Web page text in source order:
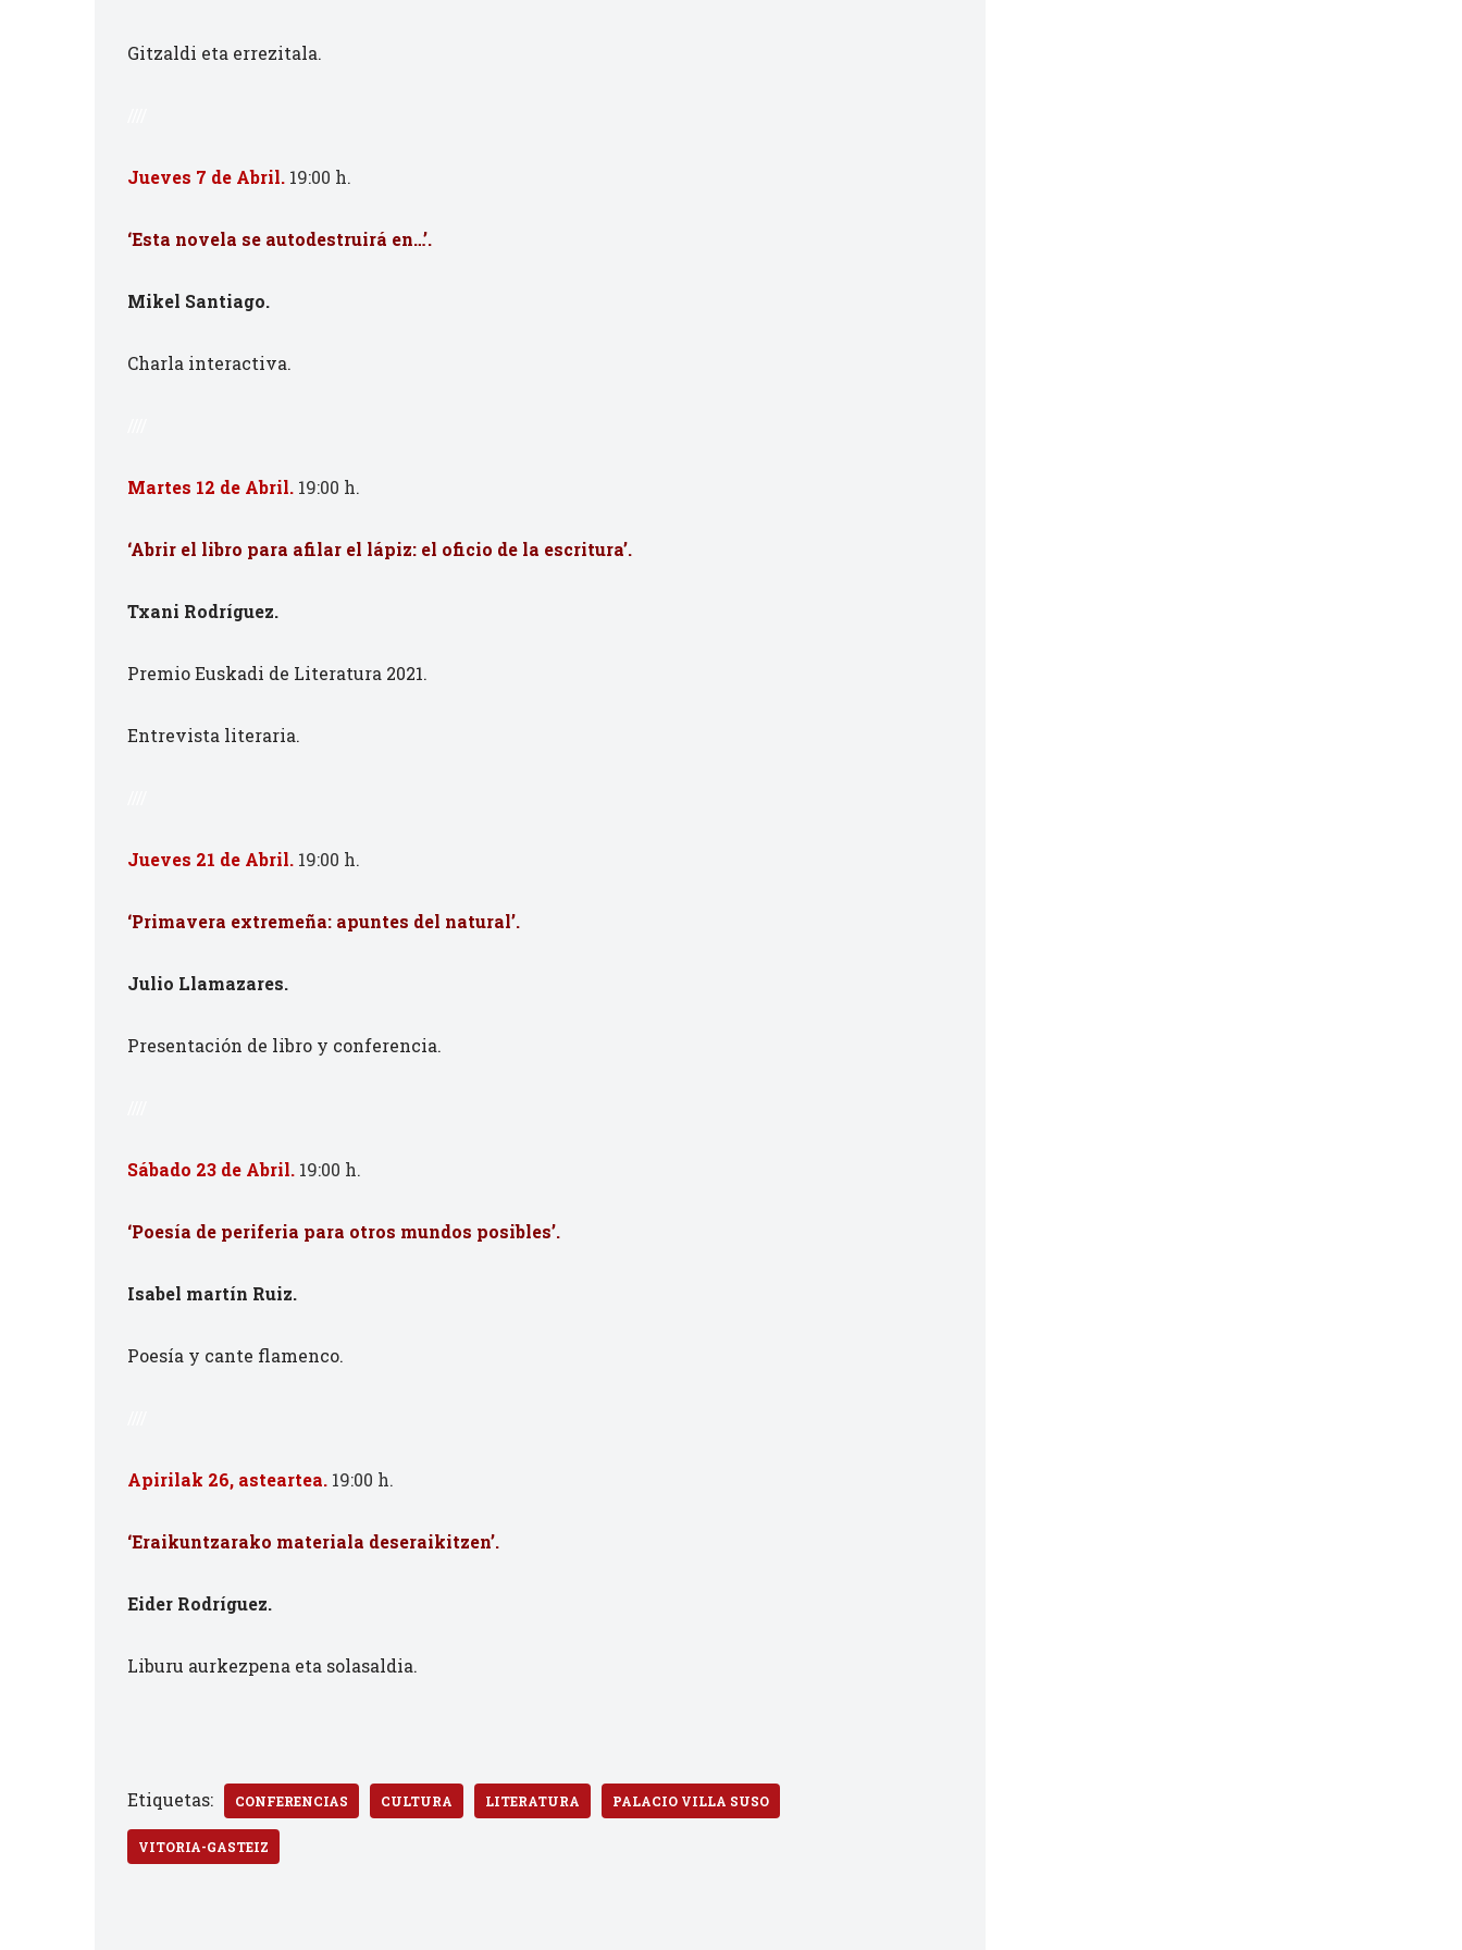
Gitzaldi eta errezitala.
Jueves 7 de Abril. 19:00 h.
‘Esta novela se autodestruirá en…’.
Mikel Santiago.
Charla interactiva.
Martes 12 de Abril. 19:00 h.
‘Abrir el libro para afilar el lápiz: el oficio de la escritura’.
Txani Rodríguez.
Premio Euskadi de Literatura 2021.
Entrevista literaria.
Jueves 21 de Abril. 19:00 h.
‘Primavera extremeña: apuntes del natural’.
Julio Llamazares.
Presentación de libro y conferencia.
Sábado 23 de Abril. 19:00 h.
‘Poesía de periferia para otros mundos posibles’.
Isabel martín Ruiz.
Poesía y cante flamenco.
Apirilak 26, asteartea. 19:00 h.
‘Eraikuntzarako materiala deseraikitzen’.
Eider Rodríguez.
Liburu aurkezpena eta solasaldia.
Etiquetas: CONFERENCIAS CULTURA LITERATURA PALACIO VILLA SUSO
VITORIA-GASTEIZ